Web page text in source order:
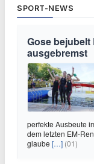
SPORT-NEWS
Gose bejubelt
ausgebremst
perfekte Ausbeute
dem letzten EM-
glaube […] (01)